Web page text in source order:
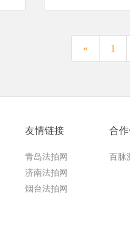
« 1
友情链接
青岛法拍网
济南法拍网
烟台法拍网
合
百脉